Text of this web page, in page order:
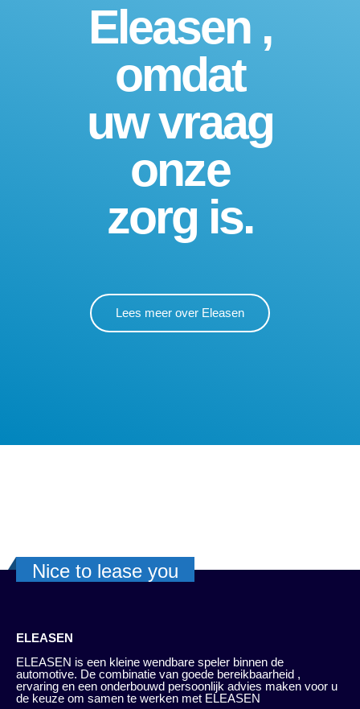
Eleasen ,
omdat
uw vraag
onze
zorg is.
Lees meer over Eleasen
Nice to lease you
ELEASEN
ELEASEN is een kleine wendbare speler binnen de
automotive. De combinatie van goede bereikbaarheid ,
ervaring en een onderbouwd persoonlijk advies maken voor u
de keuze om samen te werken met ELEASEN